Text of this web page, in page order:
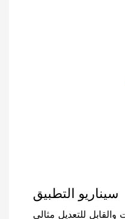
سيناريو التطبيق
للتعديل مثالي